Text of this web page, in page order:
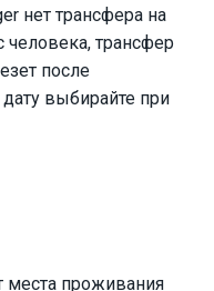
нет трансфера на
человека, трансфер
после
выбирайте при
места проживания